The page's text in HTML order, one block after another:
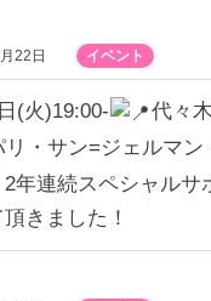
22日 イベント
(火)19:00-
代々
リ・サン=ジェルマン
2年連続スペシャルサ
きました！